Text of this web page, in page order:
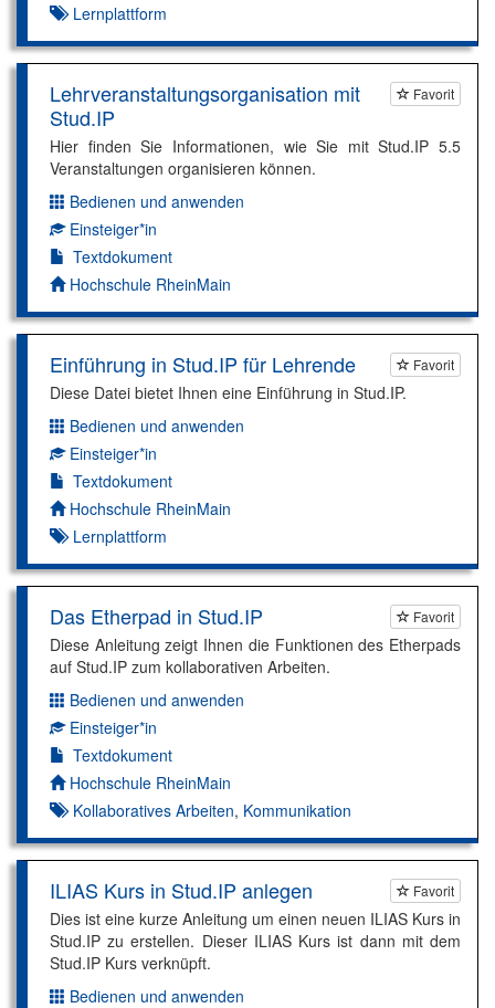
Lernplattform
Favorit
Lehrveranstaltungsorganisation mit
Stud.IP
Hier finden Sie Informationen, wie Sie mit Stud.IP 5.5
Veranstaltungen organisieren können.
Dimension:
Bedienen und anwenden
Kompetenzniveau:
Einsteiger*in
Textdokument
Autor*in:
Hochschule RheinMain
Favorit
Einführung in Stud.IP für Lehrende
Diese Datei bietet Ihnen eine Einführung in Stud.IP.
Dimension:
Bedienen und anwenden
Kompetenzniveau:
Einsteiger*in
Textdokument
Autor*in:
Hochschule RheinMain
Lernplattform
Favorit
Das Etherpad in Stud.IP
Diese Anleitung zeigt Ihnen die Funktionen des Etherpads
auf Stud.IP zum kollaborativen Arbeiten.
Dimension:
Bedienen und anwenden
Kompetenzniveau:
Einsteiger*in
Textdokument
Autor*in:
Hochschule RheinMain
Kollaboratives Arbeiten, Kommunikation
Favorit
ILIAS Kurs in Stud.IP anlegen
Dies ist eine kurze Anleitung um einen neuen ILIAS Kurs in
Stud.IP zu erstellen. Dieser ILIAS Kurs ist dann mit dem
Stud.IP Kurs verknüpft.
Dimension:
Bedienen und anwenden